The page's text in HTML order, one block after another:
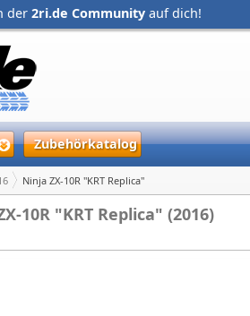
der 2ri.de Community auf dich!
Zubehörkatalog
Ninja ZX-10R "KRT Replica"
10R "KRT Replica" (2016)